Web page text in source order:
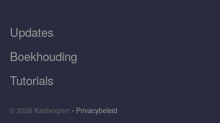
Updates
Boekhouding
Tutorials
© 2026 Kashexpert • Privacybeleid